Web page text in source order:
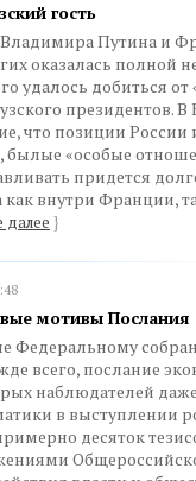
гость
Путина и
оказалась полной
удалось добиться
президентов.
что позиции России
былые «особые
придется
внутри Франции,
далее }
мотивы Послания
Федеральному
всего, послание
наблюдателей
в выступлении
десяток